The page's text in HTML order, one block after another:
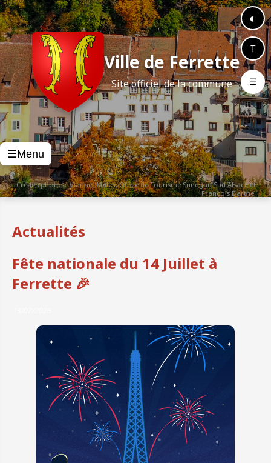
◐
T
☰
Ville de Ferrette
Site officiel de la commune
☰Menu
Crédits photos : Viannet Muller, Office de Tourisme Sundgau Sud Alsace et
François Barthe.
Actualités
Fête nationale du 14 Juillet à
Ferrette 🎉